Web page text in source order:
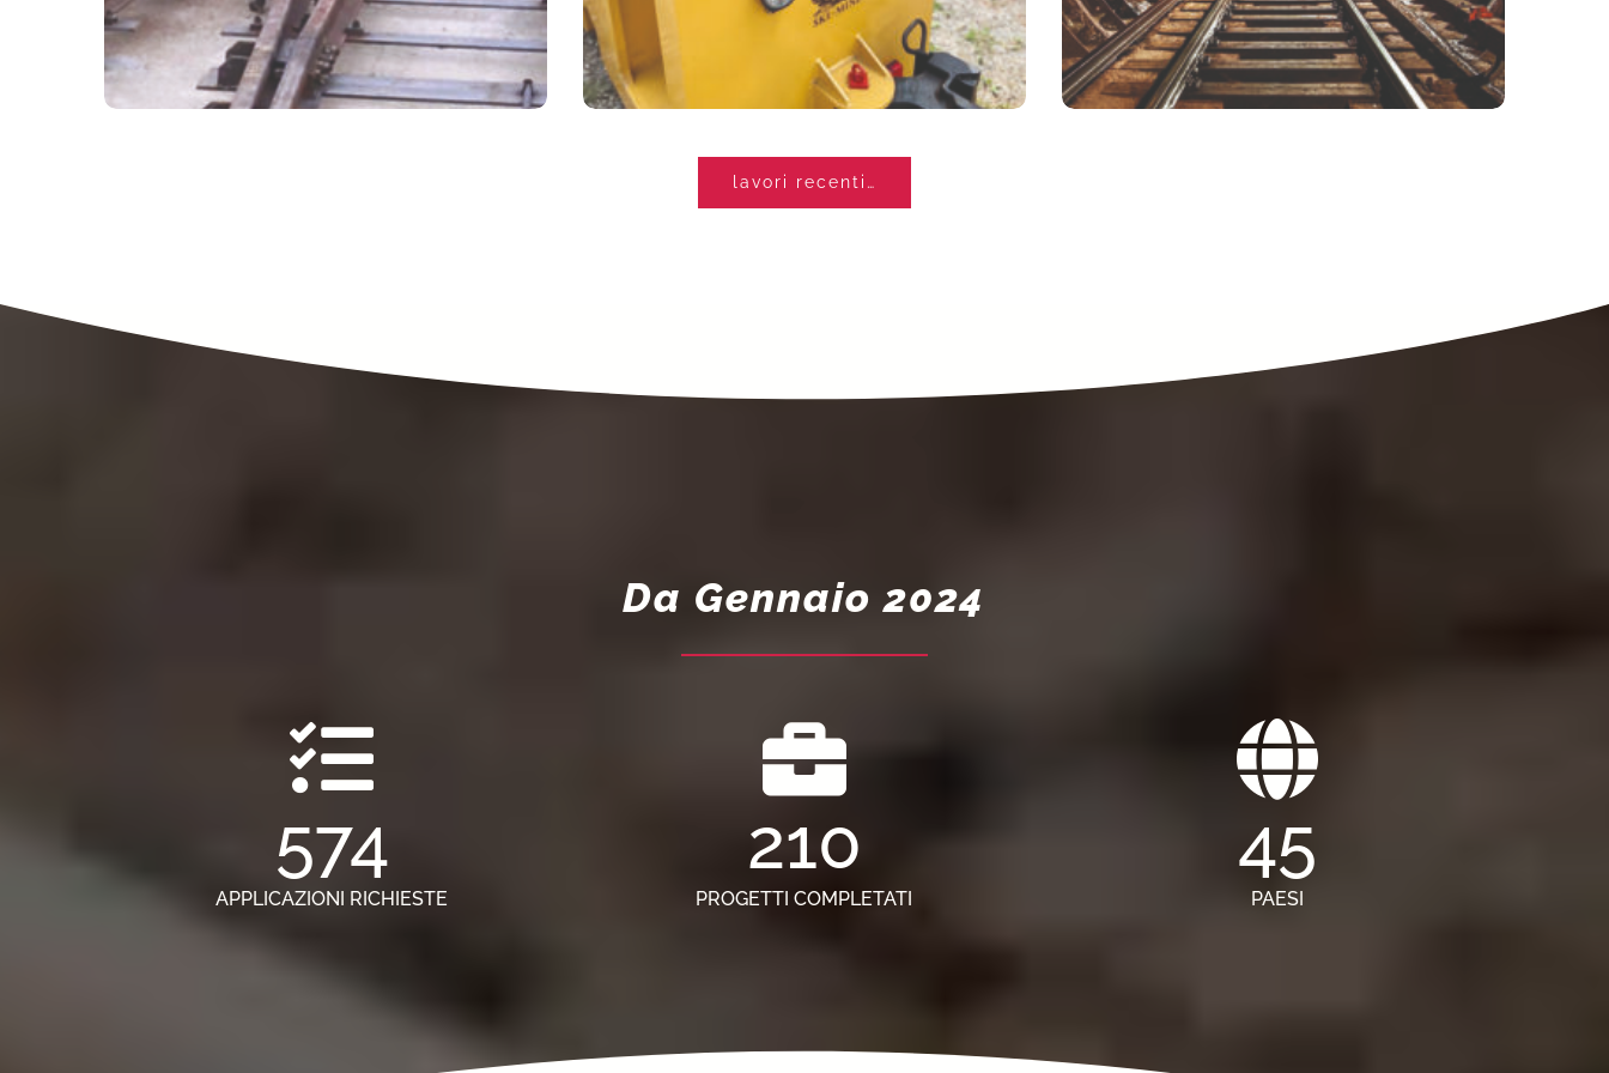
LEGGI TUTTO
lavori recenti…
Da Gennaio 2024
574
APPLICAZIONI RICHIESTE
210
PROGETTI COMPLETATI
45
PAESI